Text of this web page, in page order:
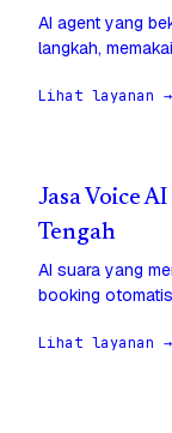
AI agent yang
langkah,
Lihat layanan →
Jasa Voice
Tengah
AI suara yang
booking
Lihat layanan →